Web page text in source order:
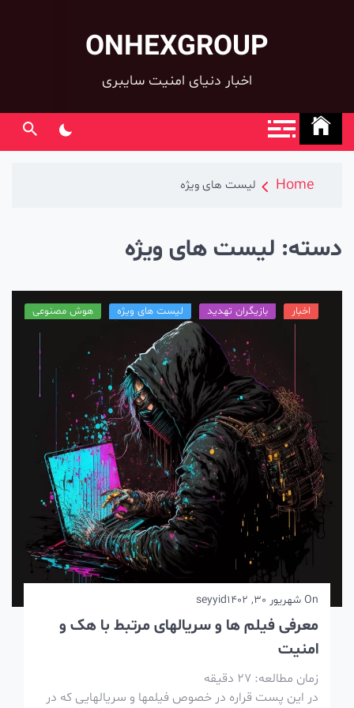
ONHEXGROUP
اخبار دنیای امنیت سایبری
Home لیست های ویژه
لیست های ویژه
بازیگران تهدید لیست های ویژه هوش مصنوعی
شهریور 30, 1402 seyyid
معرفی فیلم ها و سریالهای مرتبط با هک و
امنیت
زمان مطالعه:27دقیقه
در این پست قراره در خصوص فیلمها و سریالهایی که در